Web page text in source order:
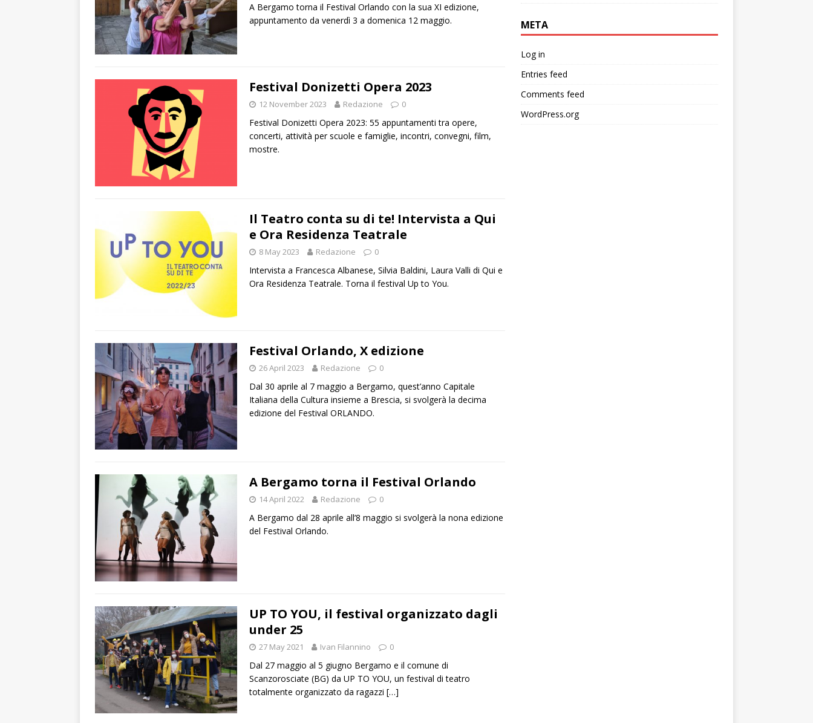
A Bergamo torna il Festival Orlando con la sua XI edizione,
appuntamento da venerdì 3 a domenica 12 maggio.
Festival Donizetti Opera 2023
12 November 2023 Redazione 0
Festival Donizetti Opera 2023: 55 appuntamenti tra opere,
concerti, attività per scuole e famiglie, incontri, convegni, film,
mostre.
Il Teatro conta su di te! Intervista a Qui
e Ora Residenza Teatrale
8 May 2023 Redazione 0
Intervista a Francesca Albanese, Silvia Baldini, Laura Valli di Qui e
Ora Residenza Teatrale. Torna il festival Up to You.
Festival Orlando, X edizione
26 April 2023 Redazione 0
Dal 30 aprile al 7 maggio a Bergamo, quest’anno Capitale
Italiana della Cultura insieme a Brescia, si svolgerà la decima
edizione del Festival ORLANDO.
A Bergamo torna il Festival Orlando
14 April 2022 Redazione 0
A Bergamo dal 28 aprile all’8 maggio si svolgerà la nona edizione
del Festival Orlando.
UP TO YOU, il festival organizzato dagli
under 25
27 May 2021 Ivan Filannino 0
Dal 27 maggio al 5 giugno Bergamo e il comune di
Scanzorosciate (BG) da UP TO YOU, un festival di teatro
totalmente organizzato da ragazzi […]
META
Log in
Entries feed
Comments feed
WordPress.org